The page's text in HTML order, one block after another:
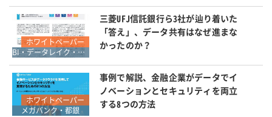
ホワイトペーパー
BI・データレイク・DWH・マイニング
三菱UFJ信託銀行ら3社が辿り着いた
「答え」、データ共有はなぜ進まな
かったのか？
ホワイトペーパー
メガバンク・都銀
事例で解説、金融企業がデータでイ
ノベーションとセキュリティを両立
する8つの方法